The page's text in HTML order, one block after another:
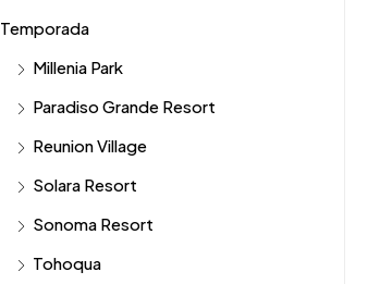
Temporada
Millenia Park
Paradiso Grande Resort
Reunion Village
Solara Resort
Sonoma Resort
Tohoqua